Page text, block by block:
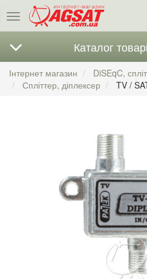
Меню
Каталог
Інтернет магазин
DiSEqC,
Спліттер, діплексер
TV /